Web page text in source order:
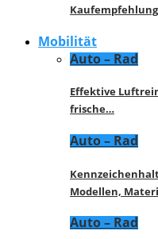
Mobilität
Auto – Rad
Effektive
frische…
Auto – Rad
Modellen,
Auto – Rad